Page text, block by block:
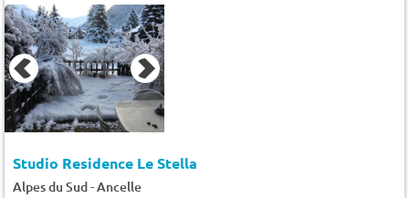
Studio Residence Le Stella
Alpes du Sud-Ancelle